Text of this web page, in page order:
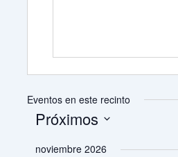
Eventos en este recinto
Próximos
noviembre 2026